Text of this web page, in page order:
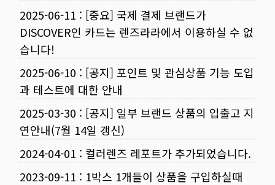
2025-06-11 : [중요] 국제 결제 브랜드가
DISCOVER인 카드는 렌즈라라에서 이용하실 수 없
습니다!
2025-06-10 : [공지] 포인트 및 관심상품 기능 도입
과 테스트에 대한 안내
2025-03-30 : [공지] 일부 브랜드 상품의 입출고 지
연안내(7월 14일 갱신)
2024-04-01 : 컬러렌즈 레포트가 추가되었습니다.
2023-09-11 : 1박스 1개들이 상품을 구입하실때